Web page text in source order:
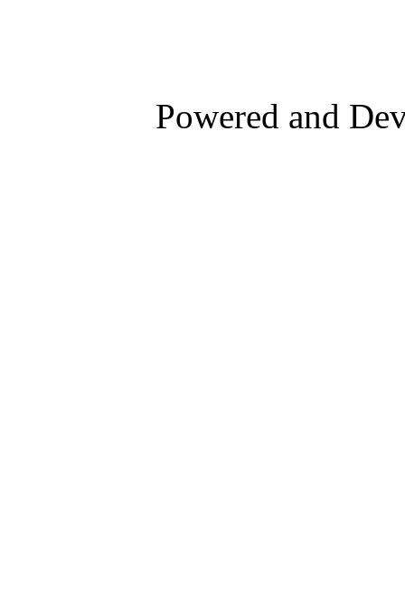
Powered and